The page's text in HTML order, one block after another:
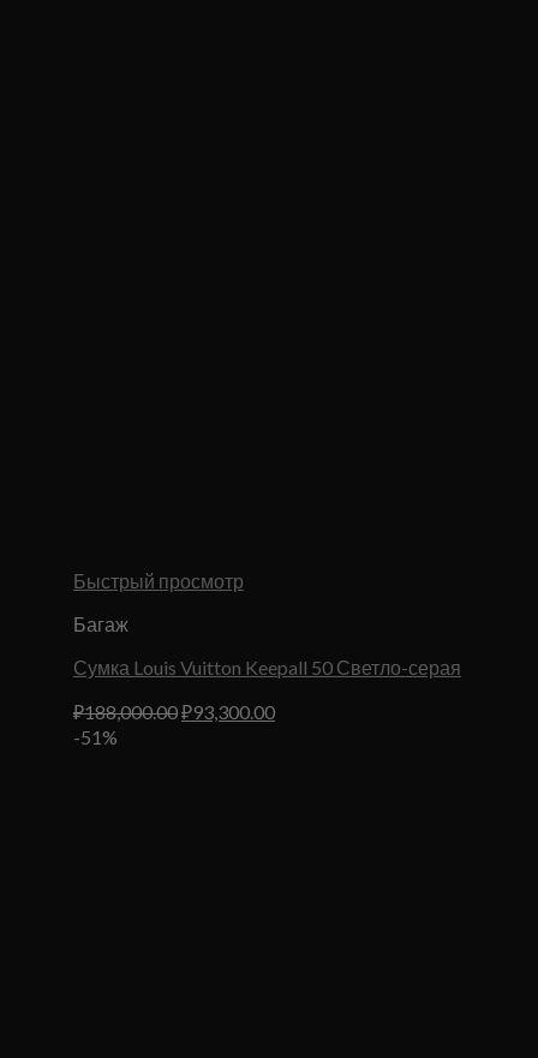
Быстрый просмотр
Багаж
Сумка Louis Vuitton Keepall 50 Светло-серая
₽188,000.00Первоначальная
₽93,300.00Текущая
-51%